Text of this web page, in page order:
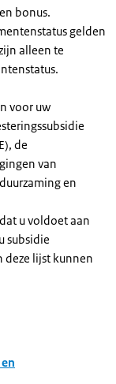
bonus.
gelden
alleen te
voor uw
de
van
en
u voldoet aan
subsidie
deze lijst kunnen